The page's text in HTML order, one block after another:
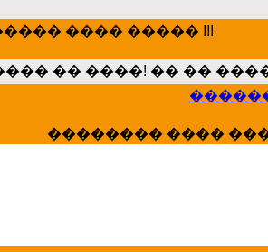
��� ��� ��������
2012 ��� ����� ���
�������� ����